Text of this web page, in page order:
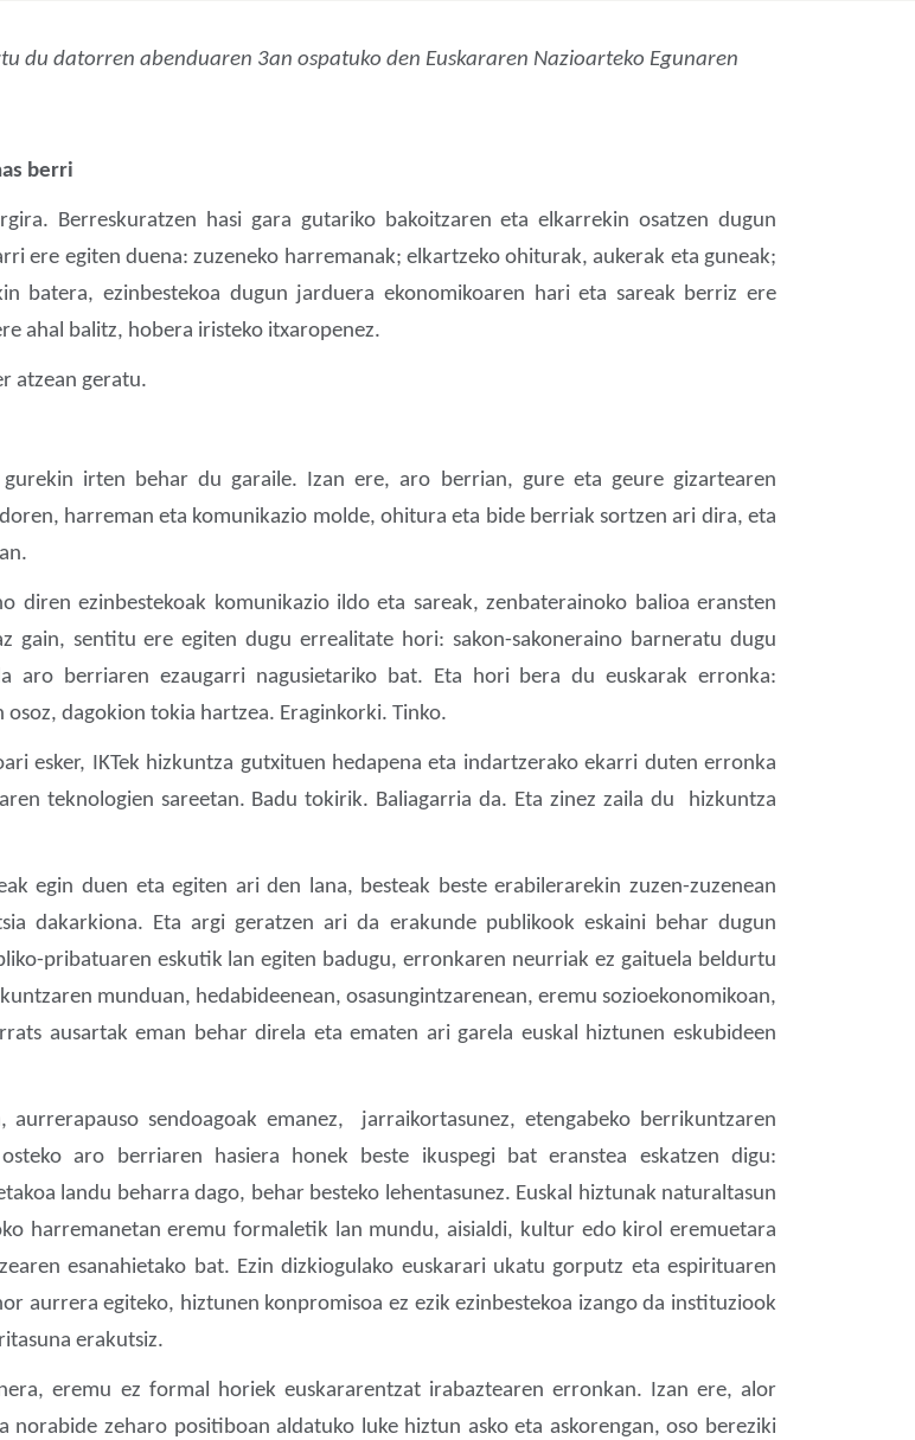
du datorren abenduaren 3an ospatuko den Euskararen Nazioarteko Egunaren
berri
Berreskuratzen hasi gara gutariko bakoitzaren eta elkarrekin osatzen dugun
ere egiten duena: zuzeneko harremanak; elkartzeko ohiturak, aukerak eta guneak;
batera, ezinbestekoa dugun jarduera ekonomikoaren hari eta sareak berriz ere
ahal balitz, hobera iristeko itxaropenez.
atzean geratu.
irten behar du garaile. Izan ere, aro berrian, gure eta geure gizartearen
harreman eta komunikazio molde, ohitura eta bide berriak sortzen ari dira, eta
diren ezinbestekoak komunikazio ildo eta sareak, zenbaterainoko balioa eransten
gain, sentitu ere egiten dugu errealitate hori: sakon-sakoneraino barneratu dugu
aro berriaren ezaugarri nagusietariko bat. Eta hori bera du euskarak erronka:
dagokion tokia hartzea. Eraginkorki. Tinko.
esker, IKTek hizkuntza gutxituen hedapena eta indartzerako ekarri duten erronka
teknologien sareetan. Badu tokirik. Baliagarria da. Eta zinez zaila du hizkuntza
egin duen eta egiten ari den lana, besteak beste erabilerarekin zuzen-zuzenean
dakarkiona. Eta argi geratzen ari da erakunde publikook eskaini behar dugun
pribatuaren eskutik lan egiten badugu, erronkaren neurriak ez gaituela beldurtu
munduan, hedabideenean, osasungintzarenean, eremu sozioekonomikoan,
ausartak eman behar direla eta ematen ari garela euskal hiztunen eskubideen
sendoagoak emanez, jarraikortasunez, etengabeko berrikuntzaren
aro berriaren hasiera honek beste ikuspegi bat eranstea eskatzen digu:
landu beharra dago, behar besteko lehentasunez. Euskal hiztunak naturaltasun
harremanetan eremu formaletik lan mundu, aisialdi, kultur edo kirol eremuetara
esanahietako bat. Ezin dizkiogulako euskarari ukatu gorputz eta espirituaren
aurrera egiteko, hiztunen konpromisoa ez ezik ezinbestekoa izango da instituziook
erakutsiz.
eremu ez formal horiek euskararentzat irabaztearen erronkan. Izan ere, alor
zeharo positiboan aldatuko luke hiztun asko eta askorengan, oso bereziki